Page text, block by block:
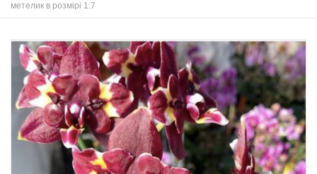
метелик в розмірі 1.7